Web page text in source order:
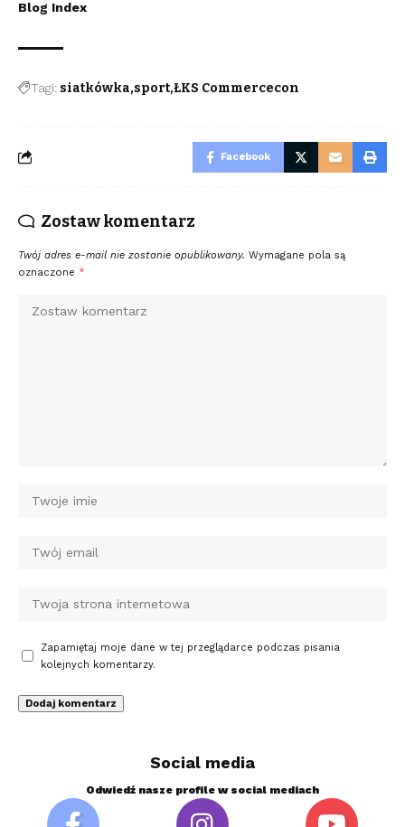
Blog Index
Tagi: siatkówka sport ŁKS Commercecon
Facebook
Zostaw komentarz
Twój adres e-mail nie zostanie opublikowany. Wymagane pola są
oznaczone *
Zapamiętaj moje dane w tej przeglądarce podczas pisania
kolejnych komentarzy.
Social media
Odwiedź nasze profile w social mediach